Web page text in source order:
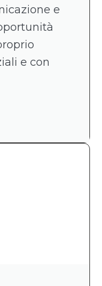
e
e con